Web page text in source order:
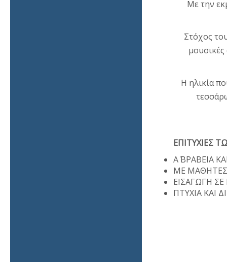
Με την
Στόχος
Η ηλικία
ΕΠΙΤΥΧΙΕΣ
Α΄ ΒΡΑΒΕΙΑ
ΜΕ ΜΑΘΗΤΕΣ
ΕΙΣΑΓΩΓΗ
ΠΤΥΧΙΑ ΚΑΙ